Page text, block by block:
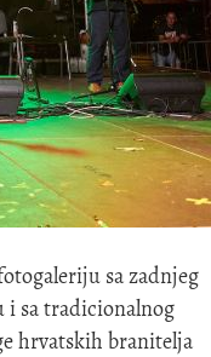
sa zadnjeg
i sa tradicionalnog
hrvatskih branitelja